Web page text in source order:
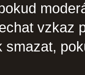
vzkaz
smazat,